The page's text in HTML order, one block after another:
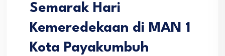
Semarak Hari
Kemeredekaan di MAN 1
Kota Payakumbuh